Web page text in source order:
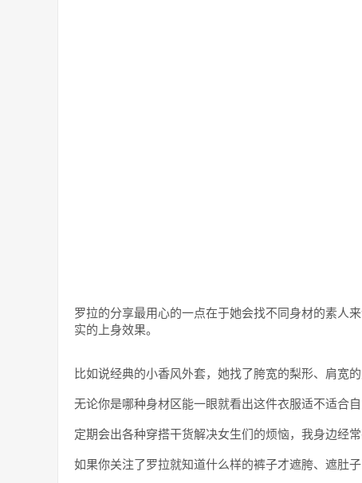
罗拉的分享最用心的一点在于她会找不同身材的素人
实的上身效果。
比如说经典的小香风外套，她找了胯宽的梨形、肩宽
无论你是哪种身材区能一眼就看出这件衣服适不适合自
定期会出各种穿搭干货解决女生们的烦恼，我身边经
如果你关注了罗拉就知道什么样的裤子才遮胯、遮肚子